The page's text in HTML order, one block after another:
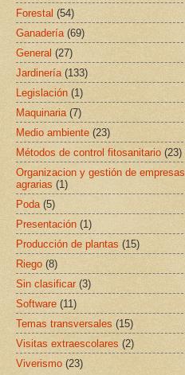
Forestal (54)
Ganadería (69)
General (27)
Jardinería (133)
Legislación (1)
Maquinaria (7)
Medio ambiente (23)
Métodos de control fitosanitario (23)
Organizacion y gestión de empresas
agrarias (1)
Poda (5)
Presentación (1)
Producción de plantas (15)
Riego (8)
Sin clasificar (3)
Software (11)
Temas transversales (15)
Visitas extraescolares (2)
Viverismo (23)